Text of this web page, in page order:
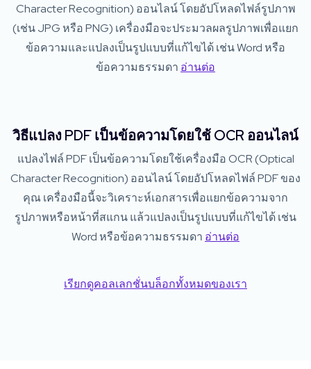
Character Recognition) ออนไลน์ โดยอัปโหลดไฟล์รูปภาพ
(เช่น JPG หรือ PNG) เครื่องมือจะประมวลผลรูปภาพเพื่อแยก
ข้อความและแปลงเป็นรูปแบบที่แก้ไขได้ เช่น Word หรือ
ข้อความธรรมดา อ่านต่อ
วิธีแปลง PDF เป็นข้อความโดยใช้ OCR ออนไลน์
แปลงไฟล์ PDF เป็นข้อความโดยใช้เครื่องมือ OCR (Optical
Character Recognition) ออนไลน์ โดยอัปโหลดไฟล์ PDF ของ
คุณ เครื่องมือนี้จะวิเคราะห์เอกสารเพื่อแยกข้อความจาก
รูปภาพหรือหน้าที่สแกน แล้วแปลงเป็นรูปแบบที่แก้ไขได้ เช่น
Word หรือข้อความธรรมดา อ่านต่อ
เรียกดูคอลเลกชั่นบล็อกทั้งหมดของเรา